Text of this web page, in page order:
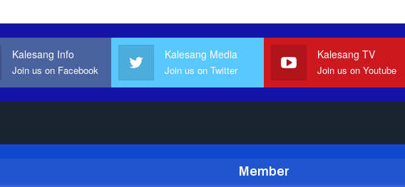
Kalesang Info
Join us on Facebook
Kalesang Media
Join us on Twitter
Kalesang TV
Join us on Youtube
Member